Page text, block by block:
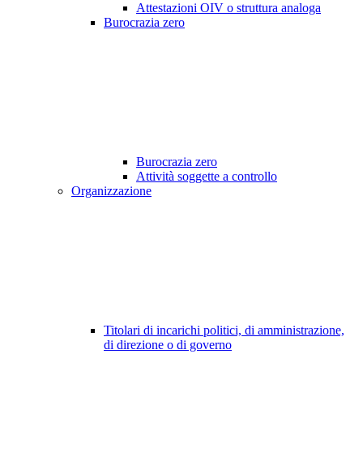
Attestazioni OIV o struttura analoga
Burocrazia zero
Burocrazia zero
Attività soggette a controllo
Organizzazione
Titolari di incarichi politici, di amministrazione,
di direzione o di governo